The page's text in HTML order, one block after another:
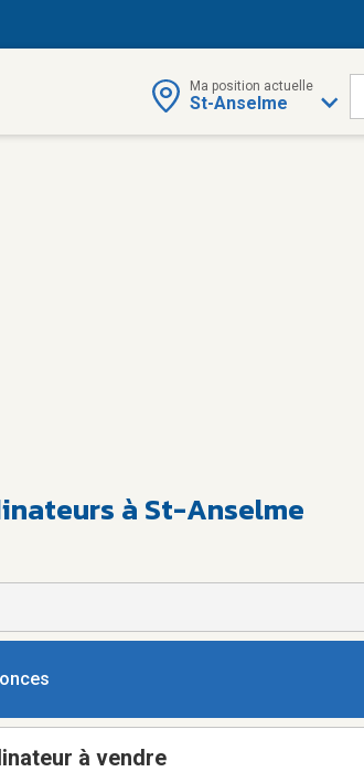
Ma position actuelle
St-Anselme
à St-Anselme
à vendre